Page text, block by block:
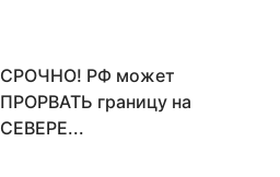
СРОЧНО! РФ может
ПРОРВАТЬ границу на
СЕВЕРЕ...